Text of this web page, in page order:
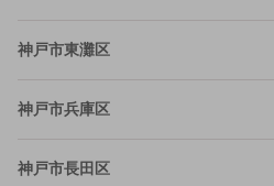
神戸市東灘区
神戸市兵庫区
神戸市長田区